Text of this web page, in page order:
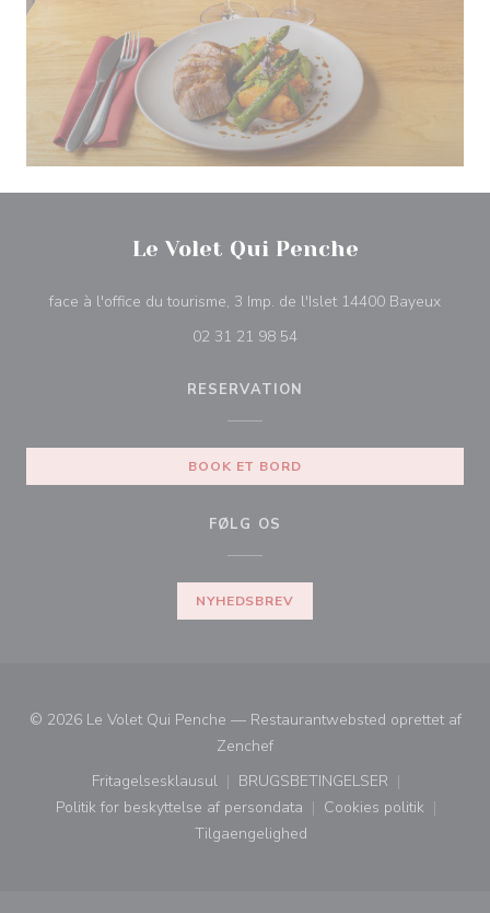
Le Volet Qui Penche
face à l'office du tourisme, 3 Imp. de l'Islet 14400 Bayeux
02 31 21 98 54
RESERVATION
BOOK ET BORD
FØLG OS
NYHEDSBREV
© 2026 Le Volet Qui Penche — Restaurantwebsted oprettet af
Zenchef((åbner i et nyt vindue))
Fritagelsesklausul
((åbner i et nyt vindue))
BRUGSBETINGELSER
((åbner i et nyt vindue))
Politik for beskyttelse af persondata
((åbner i et nyt vindue))
Cookies politik
((åbner i et nyt
Tilgaengelighed
((åbner i et nyt vindue))